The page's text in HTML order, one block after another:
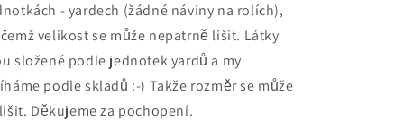
- yardech (žádné náviny na rolích),
velikost se může nepatrně lišit. Látky
složené podle jednotek yardů a my
podle skladů :-) Takže rozměr se může
Děkujeme za pochopení.